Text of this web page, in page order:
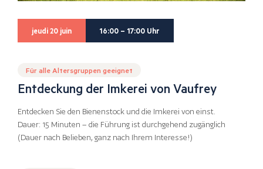
jeudi 20 juin 16:00 – 17:00 Uhr
Für alle Altersgruppen geeignet
Entdeckung der Imkerei von Vaufrey
Entdecken Sie den Bienenstock und die Imkerei von einst.
Dauer: 15 Minuten – die Führung ist durchgehend zugänglich
(Dauer nach Belieben, ganz nach Ihrem Interesse!)